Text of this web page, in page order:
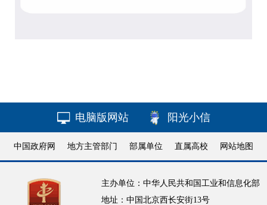
电脑版网站 阳光小信
中国政府网 地方主管部门 部属单位 直属高校 网站地图
主办单位：中华人民共和国工业和信息化部
地址：中国北京西长安街13号